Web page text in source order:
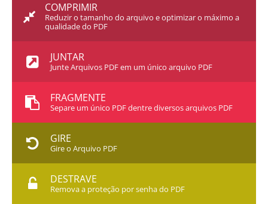
COMPRIMIR
Reduzir o tamanho do arquivo e optimizar o máximo a
qualidade do PDF
JUNTAR
Junte Arquivos PDF em um único arquivo PDF
FRAGMENTE
Separe um único PDF dentre diversos arquivos PDF
GIRE
Gire o Arquivo PDF
DESTRAVE
Remova a proteção por senha do PDF